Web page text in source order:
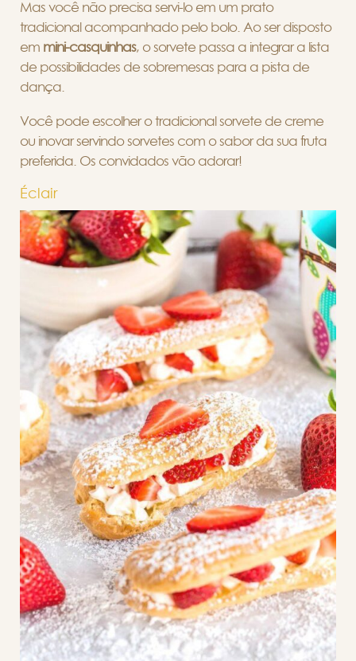
Mas você não precisa servi-lo em um prato
tradicional acompanhado pelo bolo. Ao ser disposto
em mini-casquinhas, o sorvete passa a integrar a lista
de possibilidades de sobremesas para a pista de
dança.
Você pode escolher o tradicional sorvete de creme
ou inovar servindo sorvetes com o sabor da sua fruta
preferida. Os convidados vão adorar!
Éclair